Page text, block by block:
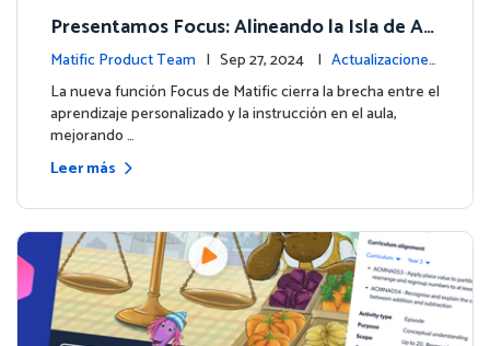
Presentamos Focus: Alineando la Isla de Av
enturas de Matific con el Aprendizaje en el
Aula
Matific Product Team | Sep 27, 2024 | Actualizaciones
de la plataforma
La nueva función Focus de Matific cierra la brecha entre el
aprendizaje personalizado y la instrucción en el aula,
mejorando …
Leer más